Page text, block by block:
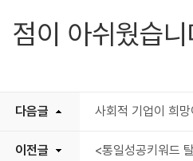
점이 아쉬웠습니
다음글 사회적 기업이 희
이전글 <통일성공키워드